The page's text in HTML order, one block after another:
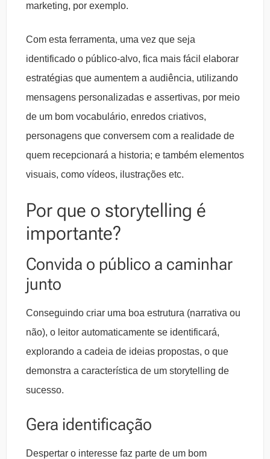
marketing, por exemplo.
Com esta ferramenta, uma vez que seja
identificado o público-alvo, fica mais fácil elaborar
estratégias que aumentem a audiência, utilizando
mensagens personalizadas e assertivas, por meio
de um bom vocabulário, enredos criativos,
personagens que conversem com a realidade de
quem recepcionará a historia; e também elementos
visuais, como vídeos, ilustrações etc.
Por que o storytelling é
importante?
Convida o público a caminhar
junto
Conseguindo criar uma boa estrutura (narrativa ou
não), o leitor automaticamente se identificará,
explorando a cadeia de ideias propostas, o que
demonstra a característica de um storytelling de
sucesso.
Gera identificação
Despertar o interesse faz parte de um bom